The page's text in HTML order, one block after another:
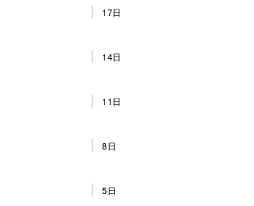
17日
14日
11日
8日
5日